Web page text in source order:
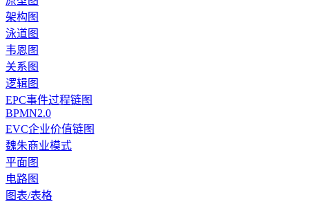
架构图
泳道图
韦恩图
关系图
逻辑图
EPC事件过程链图
BPMN2.0
EVC企业价值链图
魏朱商业模式
平面图
电路图
图表/表格